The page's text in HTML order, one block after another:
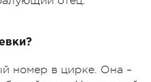
номер в цирке. Она –